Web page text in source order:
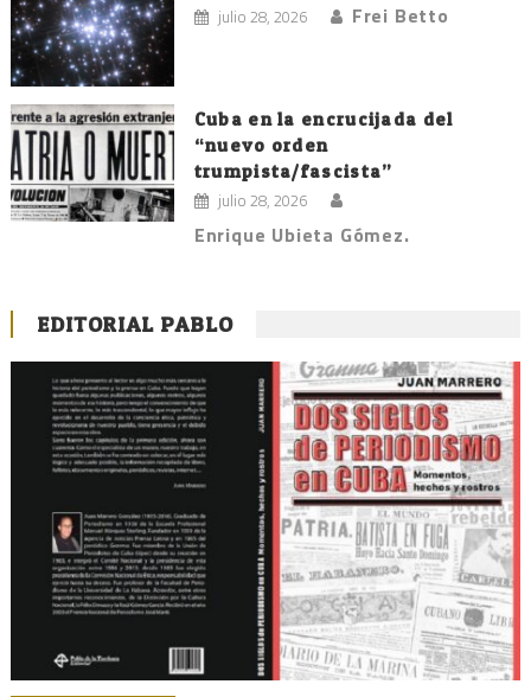
julio 28, 2026 Frei Betto
Cuba en la encrucijada del
“nuevo orden
trumpista/fascista”
julio 28, 2026
Enrique Ubieta Gómez.
EDITORIAL PABLO